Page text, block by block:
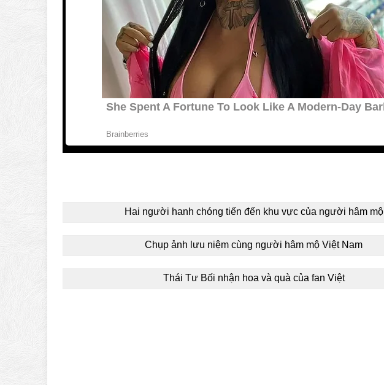
Hai người hanh chóng tiến đến khu vực của người hâm mộ
Chụp ảnh lưu niệm cùng người hâm mộ Việt Nam
Thái Tư Bối nhận hoa và quà của fan Việt